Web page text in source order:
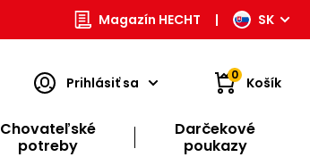
Magazín HECHT | SK
Prihlásiť sa 0 Košík
Chovateľské
potreby
Darčekové
poukazy